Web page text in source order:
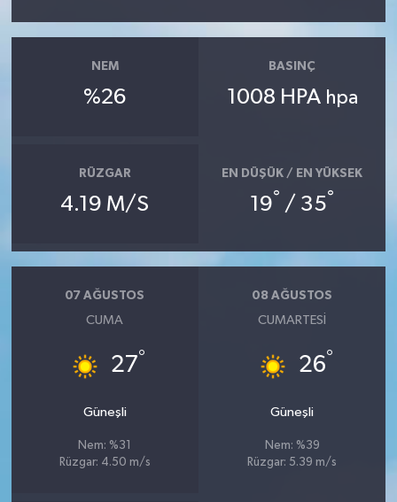
NEM
%26
BASINÇ
1008 HPA hpa
RÜZGAR
4.19 M/S
EN DÜŞÜK / EN YÜKSEK
19° / 35°
07 AĞUSTOS
CUMA
27°
Güneşli
Nem: %31
Rüzgar: 4.50 m/s
08 AĞUSTOS
CUMARTESI
26°
Güneşli
Nem: %39
Rüzgar: 5.39 m/s